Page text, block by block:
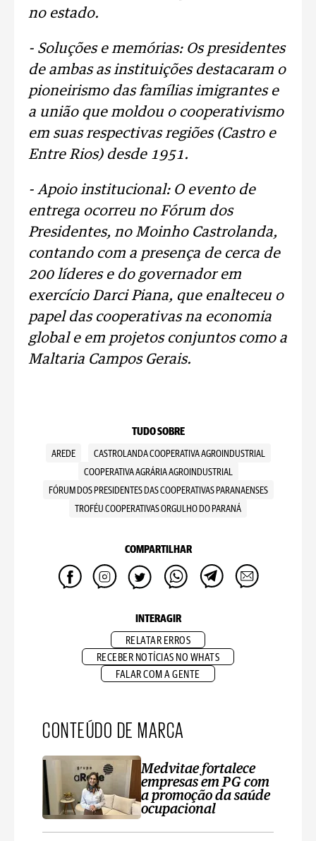
no estado.
- Soluções e memórias: Os presidentes
de ambas as instituições destacaram o
pioneirismo das famílias imigrantes e
a união que moldou o cooperativismo
em suas respectivas regiões (Castro e
Entre Rios) desde 1951.
- Apoio institucional: O evento de
entrega ocorreu no Fórum dos
Presidentes, no Moinho Castrolanda,
contando com a presença de cerca de
200 líderes e do governador em
exercício Darci Piana, que enalteceu o
papel das cooperativas na economia
global e em projetos conjuntos como a
Maltaria Campos Gerais.
TUDO SOBRE
AREDE
CASTROLANDA COOPERATIVA AGROINDUSTRIAL
COOPERATIVA AGRÁRIA AGROINDUSTRIAL
FÓRUM DOS PRESIDENTES DAS COOPERATIVAS PARANAENSES
TROFÉU COOPERATIVAS ORGULHO DO PARANÁ
COMPARTILHAR
INTERAGIR
RELATAR ERROS
RECEBER NOTÍCIAS NO WHATS
FALAR COM A GENTE
CONTEÚDO DE MARCA
Medvitae fortalece
empresas em PG com
a promoção da saúde
ocupacional